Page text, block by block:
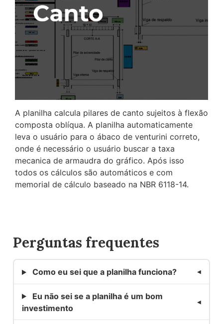
A planilha calcula pilares de canto sujeitos à flexão
composta oblíqua. A planilha automaticamente
leva o usuário para o ábaco de venturini correto,
onde é necessário o usuário buscar a taxa
mecanica de armaudra do gráfico. Após isso
todos os cálculos são automáticos e com
memorial de cálculo baseado na NBR 6118-14.
Perguntas frequentes
Como eu sei que a planilha funciona?
Eu não sei se a planilha é um bom
investimento